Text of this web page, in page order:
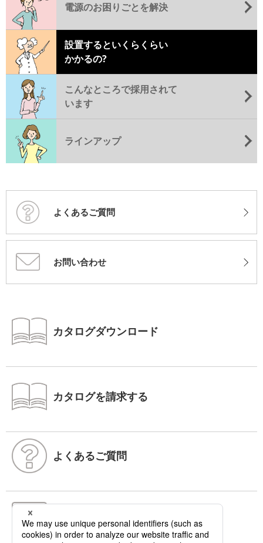
電源のお困りごとを解決
設置するといくらくらい
かかるの?
こんなところで採用されて
います
ラインアップ
よくあるご質問
お問い合わせ
カタログダウンロード
カタログを請求する
よくあるご質問